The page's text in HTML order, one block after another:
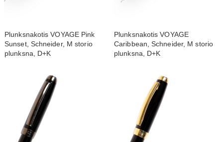
Plunksnakotis VOYAGE Pink
Sunset, Schneider, M storio
plunksna, D+K
Plunksnakotis VOYAGE
Caribbean, Schneider, M storio
plunksna, D+K